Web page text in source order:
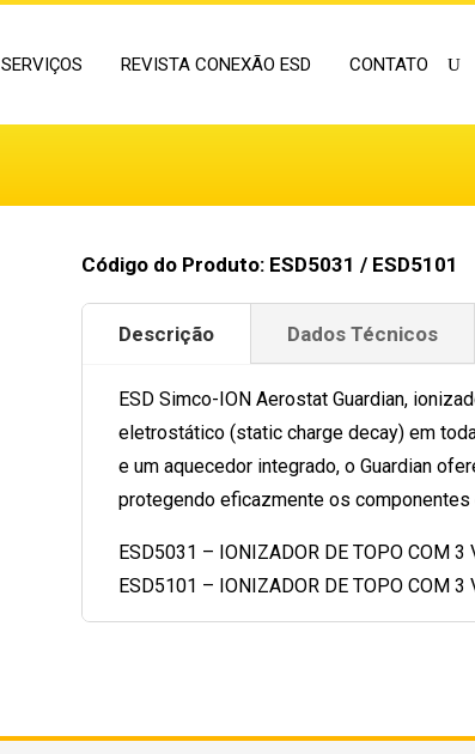
SERVIÇOS REVISTA CONEXÃO ESD CONTATO
Código do Produto: ESD5031 / ESD5101
Descrição Dados Técnicos
ESD Simco-ION Aerostat Guardian,
eletrostático (static charge decay) em
e um aquecedor integrado, o Guardian
protegendo eficazmente os
ESD5031 – IONIZADOR DE TOPO COM
ESD5101 – IONIZADOR DE TOPO COM